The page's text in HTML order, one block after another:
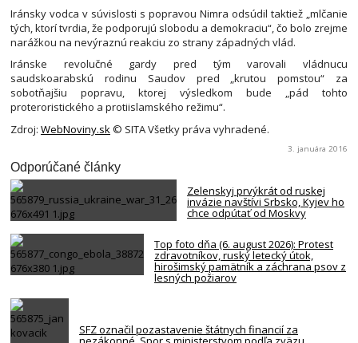
Iránsky vodca v súvislosti s popravou Nimra odsúdil taktiež „mlčanie
tých, ktorí tvrdia, že podporujú slobodu a demokraciu“, čo bolo zrejme
narážkou na nevýraznú reakciu zo strany západných vlád.
Iránske revolučné gardy pred tým varovali vládnucu
saudskoarabskú rodinu Saudov pred „krutou pomstou“ za
sobotňajšiu popravu, ktorej výsledkom bude „pád tohto
proteroristického a protiislamského režimu“.
Zdroj: WebNoviny.sk © SITA Všetky práva vyhradené.
3. januára 2016
Odporúčané články
Zelenskyj prvýkrát od ruskej
invázie navštívi Srbsko, Kyjev ho
chce odpútať od Moskvy
Top foto dňa (6. august 2026): Protest
zdravotníkov, ruský letecký útok,
hirošimský pamätník a záchrana psov z
lesných požiarov
SFZ označil pozastavenie štátnych financií za